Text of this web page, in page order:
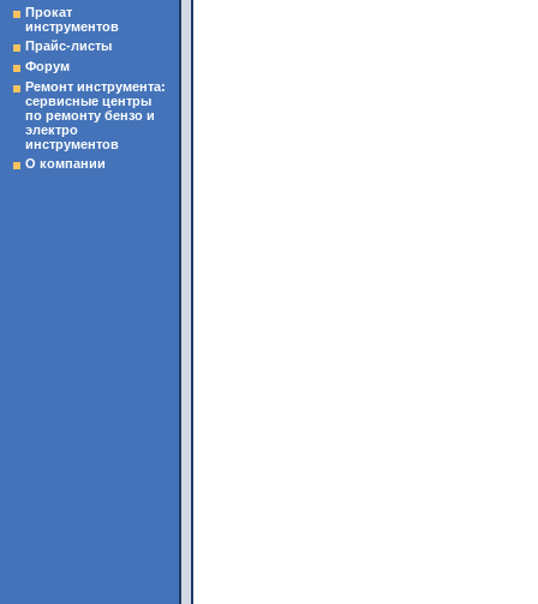
Прокат
инструментов
Прайс-листы
Форум
Ремонт инструмента:
сервисные центры
по ремонту бензо и
электро
инструментов
О компании